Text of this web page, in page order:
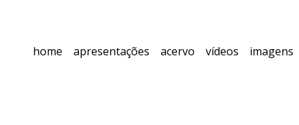
home apresentações acervo vídeos imagens